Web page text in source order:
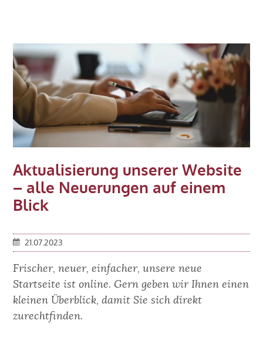
Tricks
zum
Hochladen
Ihrer
Belege
per
Upload
mobil
Aktualisierung unserer Website
– alle Neuerungen auf einem
Blick
21.07.2023
Frischer, neuer, einfacher, unsere neue
Startseite ist online. Gern geben wir Ihnen einen
kleinen Überblick, damit Sie sich direkt
zurechtfinden.